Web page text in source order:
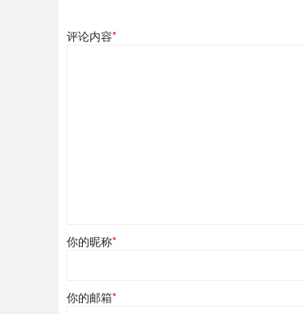
评论内容*
你的昵称*
你的邮箱*